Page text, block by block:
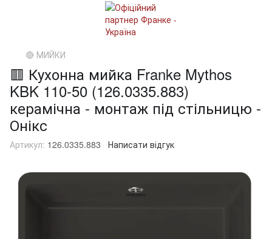
🔴 МИЙКИ
🟥 Кухонна мийка Franke Mythos
KBK 110-50 (126.0335.883)
керамічна - монтаж під стільницю -
Онікс
Артикул: 126.0335.883 Написати відгук